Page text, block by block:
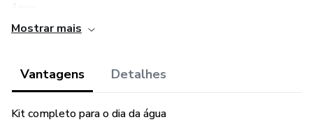
água;
💧Moldura para foto;
💧Bracelete - colorido e para colorir;
Mostrar mais
Vantagens Detalhes
Kit completo para o dia da água